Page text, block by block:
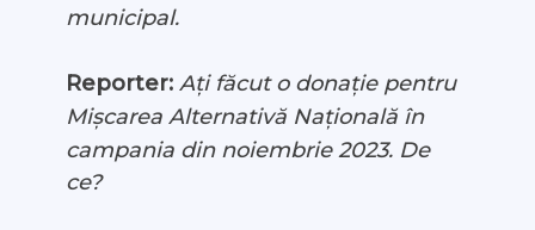
municipal.
Reporter: Ați făcut o donație pentru
Mișcarea Alternativă Națională în
campania din noiembrie 2023. De
ce?